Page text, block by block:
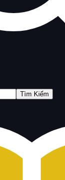
Tìm Kiếm